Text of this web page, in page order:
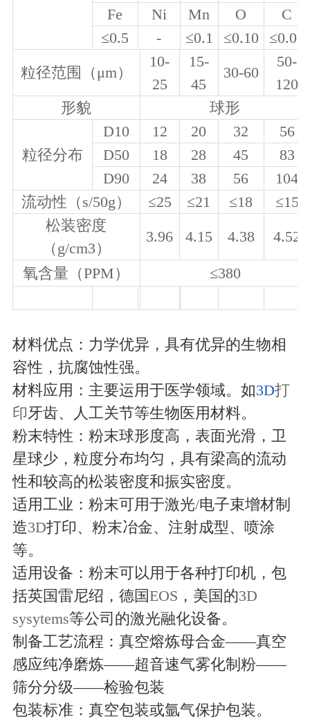
Fe
Ni Mn O
C
≤0.5 - ≤0.1 ≤0.10 ≤0.03
粒径范围（μm）
10-
25
15-
45
30-60
50-
120
形貌
球形
粒径分布
D10 12 20 32
56
D50
18 28 45
83
D90
24 38 56
104
流动性（s/50g） ≤25 ≤21 ≤18 ≤15
松装密度
（g/cm3）
3.96 4.15 4.38 4.52
氧含量（PPM） ≤380
材料优点：力学优异，具有优异的生物相
容性，抗腐蚀性强。
材料应用：主要运用于医学领域。如3D打
印牙齿、人工关节等生物医用材料。
粉末特性：粉末球形度高，表面光滑，卫
星球少，粒度分布均匀，具有梁高的流动
性和较高的松装密度和振实密度。
适用工业：粉末可用于激光/电子束增材制
造3D打印、粉末冶金、注射成型、喷涂
等。
适用设备：粉末可以用于各种打印机，包
括英国雷尼绍，德国EOS ，美国的3D
sysytems等公司的激光融化设备。
制备工艺流程：真空熔炼母合金——真空
感应纯净磨炼——超音速气雾化制粉——
筛分分级——检验包装
包装标准：真空包装或氩气保护包装。